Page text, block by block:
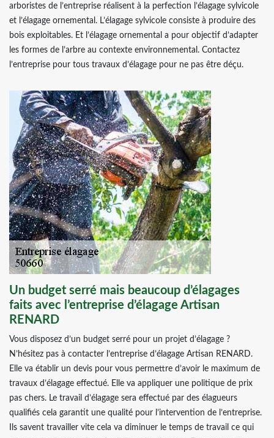
arboristes de l’entreprise réalisent à la perfection l’élagage sylvicole
et l’élagage ornemental. L’élagage sylvicole consiste à produire des
bois exploitables. Et l’élagage ornemental a pour objectif d’adapter
les formes de l’arbre au contexte environnemental. Contactez
l’entreprise pour tous travaux d’élagage pour ne pas être déçu.
Un budget serré mais beaucoup d’élagages
faits avec l’entreprise d’élagage Artisan
RENARD
Vous disposez d’un budget serré pour un projet d’élagage ?
N’hésitez pas à contacter l’entreprise d’élagage Artisan RENARD.
Elle va établir un devis pour vous permettre d’avoir le maximum de
travaux d’élagage effectué. Elle va appliquer une politique de prix
pas chers. Le travail d’élagage sera effectué par des élagueurs
qualifiés cela garantit une qualité pour l’intervention de l’entreprise.
Ils savent travailler vite cela va diminuer le temps de travail ce qui